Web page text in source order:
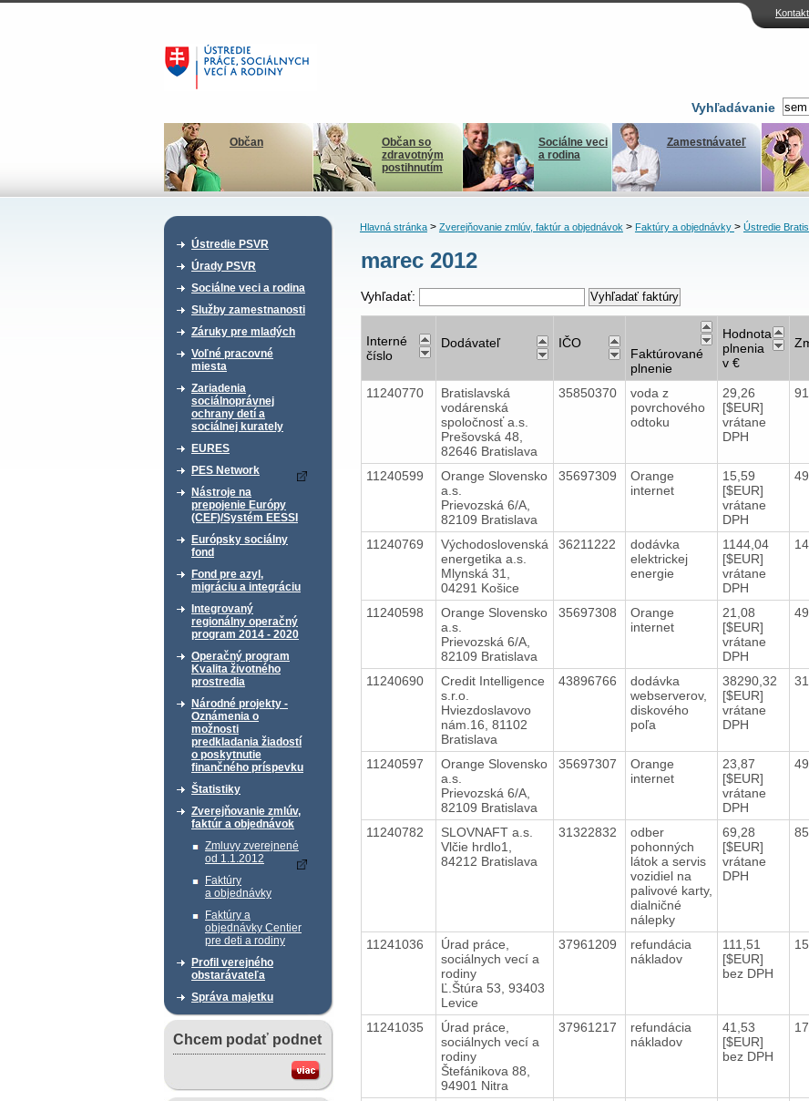
Kontakt
Vyhľadávanie
Občan
Občan so
zdravotným
postihnutím
Sociálne veci
a rodina
Zamestnávateľ
Ústredie PSVR
Úrady PSVR
Sociálne veci a rodina
Služby zamestnanosti
Záruky pre mladých
Voľné pracovné
miesta
Zariadenia
sociálnoprávnej
ochrany detí a
sociálnej kurately
EURES
PES Network
Nástroje na
prepojenie Európy
(CEF)/Systém EESSI
Európsky sociálny
fond
Fond pre azyl,
migráciu a integráciu
Integrovaný
regionálny operačný
program 2014 - 2020
Operačný program
Kvalita životného
prostredia
Národné projekty -
Oznámenia o
možnosti
predkladania žiadostí
o poskytnutie
finančného príspevku
Štatistiky
Zverejňovanie zmlúv,
faktúr a objednávok
Zmluvy zverejnené
od 1.1.2012
Faktúry
a objednávky
Faktúry a
objednávky Centier
pre deti a rodiny
Profil verejného
obstarávateľa
Správa majetku
Chcem podať podnet
Hlavná stránka> Zverejňovanie zmlúv, faktúr a objednávok> Faktúry a objednávky > Ústredie
marec 2012
Vyhľadať:
Interné
číslo
Dodávateľ IČO
Faktúrované
plnenie
Hodnota
plnenia
v €
11240770
Bratislavská
vodárenská
spoločnosť a.s.
Prešovská 48,
82646 Bratislava
35850370
voda z
povrchového
odtoku
29,26
[$EUR]
vrátane
DPH
11240599
Orange Slovensko
a.s.
Prievozská 6/A,
82109 Bratislava
35697309
Orange
internet
15,59
[$EUR]
vrátane
DPH
11240769
Východoslovenská
energetika a.s.
Mlynská 31,
04291 Košice
36211222
dodávka
elektrickej
energie
1144,04
[$EUR]
vrátane
DPH
11240598
Orange Slovensko
a.s.
Prievozská 6/A,
82109 Bratislava
35697308
Orange
internet
21,08
[$EUR]
vrátane
DPH
11240690
Credit Intelligence
s.r.o.
Hviezdoslavovo
nám.16, 81102
Bratislava
43896766
dodávka
webserverov,
diskového
poľa
38290,32
[$EUR]
vrátane
DPH
11240597
Orange Slovensko
a.s.
Prievozská 6/A,
82109 Bratislava
35697307
Orange
internet
23,87
[$EUR]
vrátane
DPH
11240782
SLOVNAFT a.s.
Vlčie hrdlo1,
84212 Bratislava
31322832
odber
pohonných
látok a servis
vozidiel na
palivové karty,
dialničné
nálepky
69,28
[$EUR]
vrátane
DPH
11241036
Úrad práce,
sociálnych vecí a
rodiny
Ľ.Štúra 53, 93403
Levice
37961209
refundácia
nákladov
111,51
[$EUR]
bez DPH
11241035
Úrad práce,
sociálnych vecí a
rodiny
Štefánikova 88,
94901 Nitra
37961217
refundácia
nákladov
41,53
[$EUR]
bez DPH